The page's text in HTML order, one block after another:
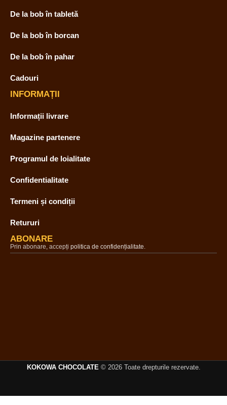
De la bob în tabletă
De la bob în borcan
De la bob în pahar
Cadouri
INFORMAȚII
Informații livrare
Magazine partenere
Programul de loialitate
Confidentialitate
Termeni și condiții
Retururi
ABONARE
Prin abonare, accepți politica de confidențialitate.
KOKOWA CHOCOLATE© 2026 Toate drepturile rezervate.